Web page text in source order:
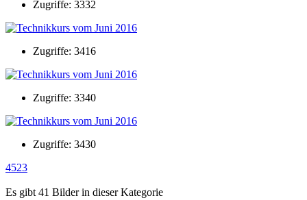
Zugriffe: 3332
Zugriffe: 3416
Zugriffe: 3340
Zugriffe: 3430
4523
Es gibt 41 Bilder in dieser Kategorie